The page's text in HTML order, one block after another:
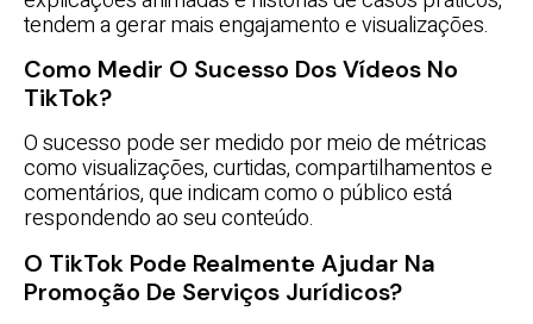
tendem a gerar mais engajamento e visualizações.
Como Medir O Sucesso Dos Vídeos No
TikTok?
O sucesso pode ser medido por meio de métricas
como visualizações, curtidas, compartilhamentos e
comentários, que indicam como o público está
respondendo ao seu conteúdo.
O TikTok Pode Realmente Ajudar Na
Promoção De Serviços Jurídicos?